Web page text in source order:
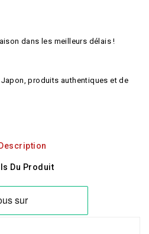
dans les meilleurs délais !
produits authentiques et de
Du Produit